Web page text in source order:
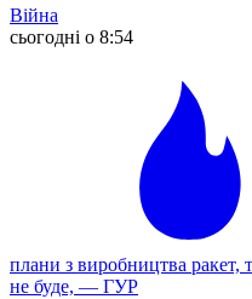
Війна
сьогодні о 8:54
плани з виробництва ракет,
не буде, — ГУР